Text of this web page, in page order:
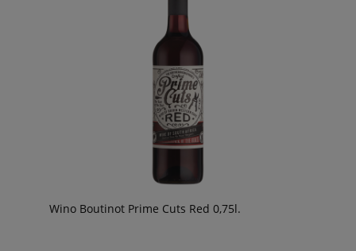
Wino Boutinot Prime Cuts Red 0,75l.